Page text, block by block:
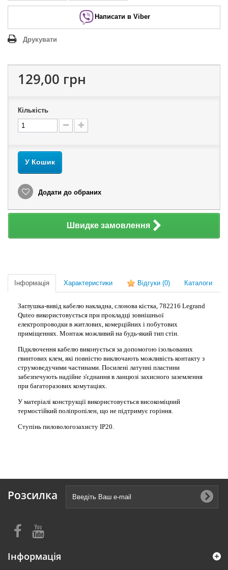
Написати в Viber
Друкувати
129,00 грн
Кількість
У Кошик
Додати до обраних
Швидке замовлення
Інформація Характеристики Відгуки (0) Каталоги
Заглушка-вивід кабелю накладна, слонова кістка, 782216 Legrand
Quteo використовується при прокладці зовнішньої
електропроводки в житлових, комерційних і побутових
приміщеннях. Монтаж можливий на будь-який тип стін.
Підключення кабелю виконується за допомогою ізольованих
гвинтових клем, які повністю виключають можливість контакту з
струмоведучими частинами. Посилені латунні пластини
забезпечують надійне з'єднання в ланцюзі захисного заземлення
при багаторазових комутаціях.
У матеріалі конструкції використовується високоміцний
термостійкий поліпропілен, що не підтримує горіння.
Ступінь пиловологозахисту IP20.
Розсилка
Інформація